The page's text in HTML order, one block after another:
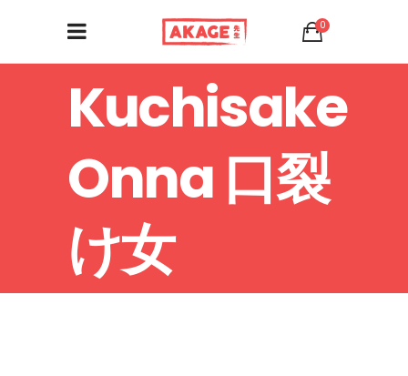
0
Kuchisake
Onna 口裂
け女